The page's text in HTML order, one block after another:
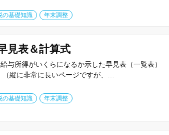
の基礎知識 年末調整
見表＆計算式
与所得がいくらになるか示した早見表（一覧表）
（縦に非常に長いページですが、…
の基礎知識 年末調整